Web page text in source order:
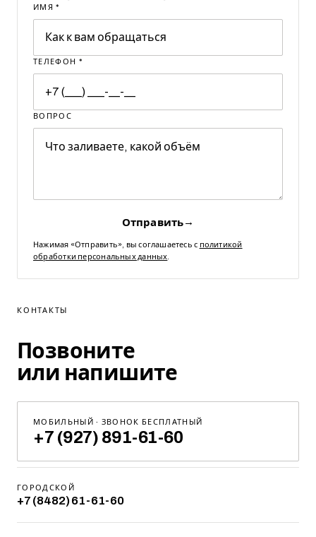
КОНТАКТЫ
Позвоните
или напишите
МОБИЛЬНЫЙ · ЗВОНОК БЕСПЛАТНЫЙ
+7 (927) 891-61-60
ГОРОДСКОЙ
+7 (8482) 61-61-60
ИМЯ*
ТЕЛЕФОН *
ВОПРОС
Отправить→
Нажимая «Отправить», вы соглашаетесь с политикой
обработки персональных данных